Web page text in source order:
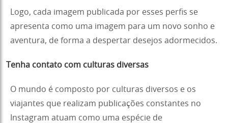
Logo, cada imagem publicada por esses perfis se
apresenta como uma imagem para um novo sonho e
aventura, de forma a despertar desejos adormecidos.
Tenha contato com culturas diversas
O mundo é composto por culturas diversos e os
viajantes que realizam publicações constantes no
Instagram atuam como uma espécie de